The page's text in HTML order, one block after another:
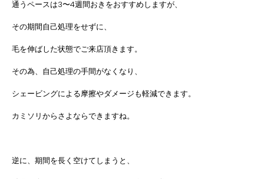
通うペースは3〜4週間おきをおすすめしますが、
その期間自己処理をせずに、
毛を伸ばした状態でご来店頂きます。
その為、自己処理の手間がなくなり、
シェービングによる摩擦やダメージも軽減できます。
カミソリからさよならできますね。
逆に、期間を長く空けてしまうと、